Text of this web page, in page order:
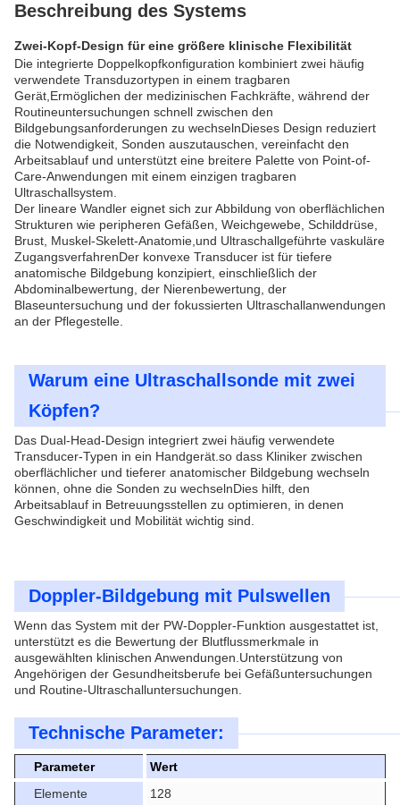
Beschreibung des Systems
Zwei-Kopf-Design für eine größere klinische Flexibilität
Die integrierte Doppelkopfkonfiguration kombiniert zwei häufig
verwendete Transduzortypen in einem tragbaren
Gerät,Ermöglichen der medizinischen Fachkräfte, während der
Routineuntersuchungen schnell zwischen den
Bildgebungsanforderungen zu wechselnDieses Design reduziert
die Notwendigkeit, Sonden auszutauschen, vereinfacht den
Arbeitsablauf und unterstützt eine breitere Palette von Point-of-
Care-Anwendungen mit einem einzigen tragbaren
Ultraschallsystem.
Der lineare Wandler eignet sich zur Abbildung von oberflächlichen
Strukturen wie peripheren Gefäßen, Weichgewebe, Schilddrüse,
Brust, Muskel-Skelett-Anatomie,und Ultraschallgeführte vaskuläre
ZugangsverfahrenDer konvexe Transducer ist für tiefere
anatomische Bildgebung konzipiert, einschließlich der
Abdominalbewertung, der Nierenbewertung, der
Blaseuntersuchung und der fokussierten Ultraschallanwendungen
an der Pflegestelle.
Warum eine Ultraschallsonde mit zwei
Köpfen?
Das Dual-Head-Design integriert zwei häufig verwendete
Transducer-Typen in ein Handgerät.so dass Kliniker zwischen
oberflächlicher und tieferer anatomischer Bildgebung wechseln
können, ohne die Sonden zu wechselnDies hilft, den
Arbeitsablauf in Betreuungsstellen zu optimieren, in denen
Geschwindigkeit und Mobilität wichtig sind.
Doppler-Bildgebung mit Pulswellen
Wenn das System mit der PW-Doppler-Funktion ausgestattet ist,
unterstützt es die Bewertung der Blutflussmerkmale in
ausgewählten klinischen Anwendungen.Unterstützung von
Angehörigen der Gesundheitsberufe bei Gefäßuntersuchungen
und Routine-Ultraschalluntersuchungen.
Technische Parameter:
Parameter
Wert
Elemente
128